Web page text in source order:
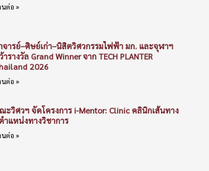
นต่อ »
จารย์–ศิษย์เก่า–นิสิตวิศวกรรมไฟฟ้า มก. และจุฬาฯ
ารางวัล Grand Winner จาก TECH PLANTER
2026
นต่อ »
ะวิศวฯ จัดโครงการ i-Mentor: Clinic คลินิกเส้นทาง
ำแหน่งทางวิชาการ
นต่อ »